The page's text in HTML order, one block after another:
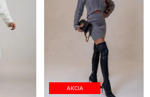
AKCIA